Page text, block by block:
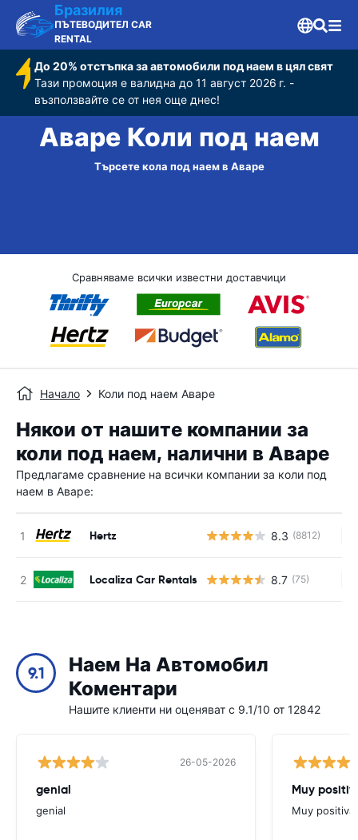
Бразилия
ПЪТЕВОДИТЕЛ CAR
RENTAL
До 20% отстъпка за автомобили под наем в цял свят
Тази промоция е валидна до 11 август 2026 г. -
възползвайте се от нея още днес!
Аваре Коли под наем
Търсете кола под наем в Аваре
Сравняваме всички известни доставчици
Начало Коли под наем Аваре
Някои от нашите компании за
коли под наем, налични в Аваре
Предлагаме сравнение на всички компании за коли под
наем в Аваре:
Hertz 8.3 (8812)
Localiza Car Rentals 8.7 (75)
9.1
Наем На Автомобил
Коментари
Нашите клиенти ни оценяват с 9.1/10 от 12842
26-05-2026
genial
genial
Muy
Muy positiva